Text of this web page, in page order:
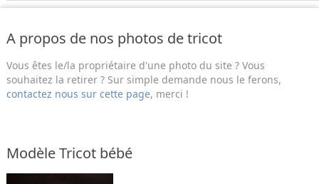
A propos de nos photos de tricot
Vous êtes le/la propriétaire d'une photo du site ? Vous
souhaitez la retirer ? Sur simple demande nous le ferons,
contactez nous sur cette page, merci !
Modèle Tricot bébé